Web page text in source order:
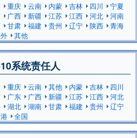
重庆 云南 内蒙 吉林 四川
宁夏
广西 新疆 江苏 江西 河北
河南
甘肃 福建 贵州 辽宁 陕西
青海
其他
系统责任人
重庆 云南 其他 内蒙 吉林
四川
广东 广西 新疆 江苏 江西
河北
湖北 湖南 甘肃 福建 贵州
辽宁
全国